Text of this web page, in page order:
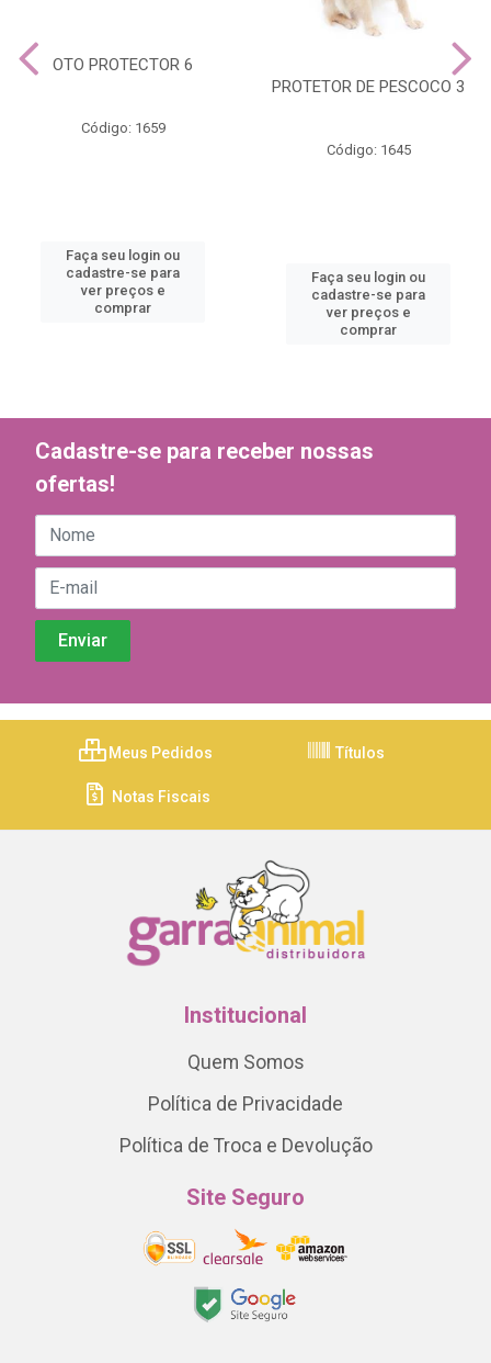
OTO PROTECTOR 6
Código: 1659
Faça seu login ou
cadastre-se para
ver preços e
comprar
PROTETOR DE PESCOCO 3
Código: 1645
Faça seu login ou
cadastre-se para
ver preços e
comprar
Cadastre-se para receber nossas
ofertas!
Meus Pedidos Títulos
Notas Fiscais
Institucional
Quem Somos
Política de Privacidade
Política de Troca e Devolução
Site Seguro